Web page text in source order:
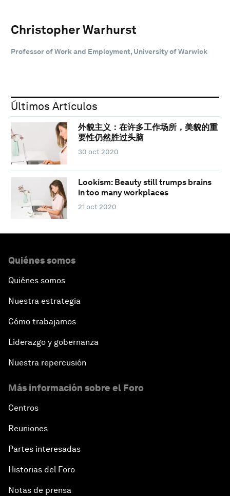
Christopher Warhurst
Professor of Work and Employment, University of Warwick
Últimos Artículos
外貌主义：在许多工作场所，美貌的重
要性仍然胜过头脑
30 oct 2020
Lookism: Beauty still trumps brains
in too many workplaces
21 oct 2020
Quiénes somos
Quiénes somos
Nuestra estrategia
Cómo trabajamos
Liderazgo y gobernanza
Nuestra repercusión
Más información sobre el Foro
Centros
Reuniones
Partes interesadas
Historias del Foro
Notas de prensa